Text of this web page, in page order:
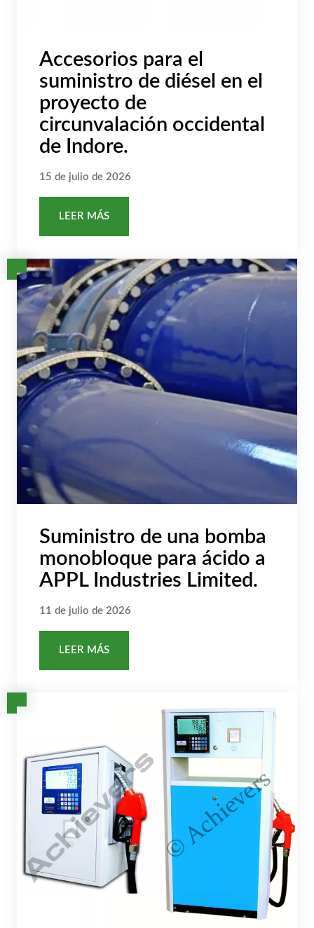
Accesorios para el
suministro de diésel en el
proyecto de
circunvalación occidental
de Indore.
15 de julio de 2026
LEER MÁS
Suministro de una bomba
monobloque para ácido a
APPL Industries Limited.
11 de julio de 2026
LEER MÁS